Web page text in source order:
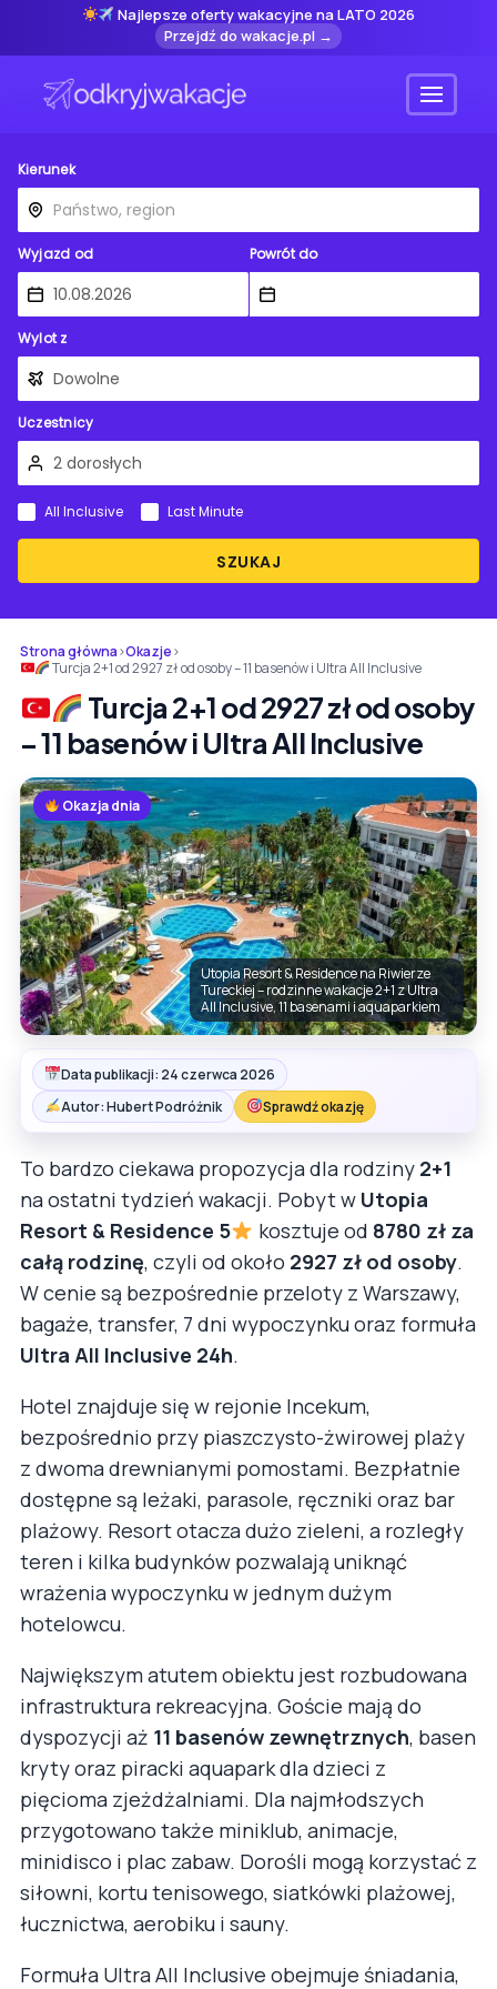
Najlepsze oferty wakacyjne na LATO 2026
Przejdź do wakacje.pl →
Menu
Kierunek
Wyjazd od Powrót do
Wylot z
Uczestnicy
SZUKAJ
All Inclusive Last Minute
Strona główna›Okazje›
Turcja 2+1 od 2927 zł od osoby – 11 basenów i Ultra All Inclusive
Turcja 2+1 od 2927 zł od osoby
– 11 basenów i Ultra All Inclusive
Okazja dnia
Utopia Resort & Residence na Riwierze
Tureckiej – rodzinne wakacje 2+1 z Ultra
All Inclusive, 11 basenami i aquaparkiem
Data publikacji: 24 czerwca 2026
Autor: Hubert Podróżnik
Sprawdź okazję
To bardzo ciekawa propozycja dla rodziny 2+1
na ostatni tydzień wakacji. Pobyt w Utopia
Resort & Residence 5
kosztuje od 8780 zł za
całą rodzinę, czyli od około 2927 zł od osoby.
W cenie są bezpośrednie przeloty z Warszawy,
bagaże, transfer, 7 dni wypoczynku oraz formuła
Ultra All Inclusive 24h.
Hotel znajduje się w rejonie Incekum,
bezpośrednio przy piaszczysto-żwirowej plaży
z dwoma drewnianymi pomostami. Bezpłatnie
dostępne są leżaki, parasole, ręczniki oraz bar
plażowy. Resort otacza dużo zieleni, a rozległy
teren i kilka budynków pozwalają uniknąć
wrażenia wypoczynku w jednym dużym
hotelowcu.
Największym atutem obiektu jest rozbudowana
infrastruktura rekreacyjna. Goście mają do
dyspozycji aż 11 basenów zewnętrznych, basen
kryty oraz piracki aquapark dla dzieci z
pięcioma zjeżdżalniami. Dla najmłodszych
przygotowano także miniklub, animacje,
minidisco i plac zabaw. Dorośli mogą korzystać z
siłowni, kortu tenisowego, siatkówki plażowej,
łucznictwa, aerobiku i sauny.
Formuła Ultra All Inclusive obejmuje śniadania,